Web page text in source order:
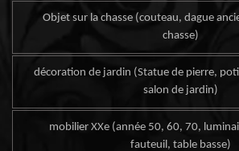
Objet sur la chasse (couteau, dague
chasse)
décoration de jardin (Statue de pierre,
salon de jardin)
mobilier XXe (année 50, 60, 70,
fauteuil, table basse)